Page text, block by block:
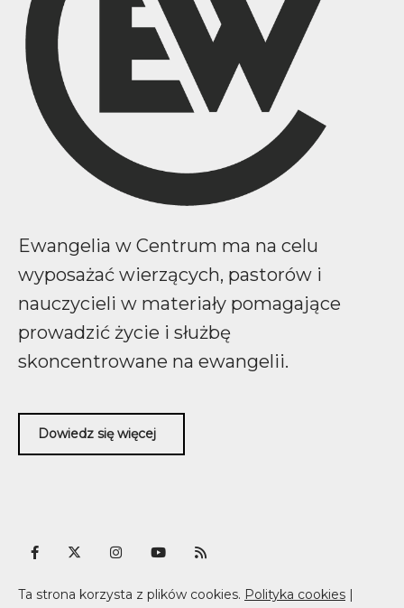
Ewangelia w Centrum ma na celu
wyposażać wierzących, pastorów i
nauczycieli w materiały pomagające
prowadzić życie i służbę
skoncentrowane na ewangelii.
Dowiedz się więcej
Ta strona korzysta z plików cookies. Polityka cookies |